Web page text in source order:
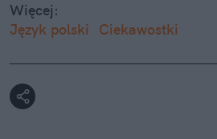
Więcej:
Język polski
Ciekawostki